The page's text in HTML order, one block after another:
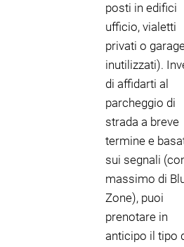
posti in edifici
ufficio, vialetti
privati o
inutilizzati).
di affidarti al
parcheggio di
strada a breve
termine e
sui segnali
massimo di
Zone), puoi
prenotare in
anticipo il tipo